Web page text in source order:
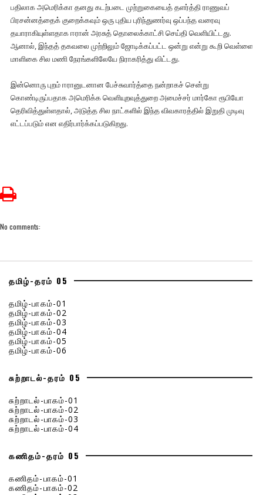
பதிலாக அமெரிக்கா தனது கடற்படை முற்றுகையைத் தளர்த்தி ராணுவப்
பிரசன்னத்தைக் குறைக்கவும் ஒரு புதிய புரிந்துணர்வு ஒப்பந்த வரைவு
தயாராகியுள்ளதாக ஈரான் அரசுத் தொலைக்காட்சி செய்தி வெளியிட்டது.
ஆனால், இந்தத் தகவலை முற்றிலும் ஜோடிக்கப்பட்ட ஒன்று என்று கூறி வெள்ளை
மாளிகை சில மணி நேரங்களிலேயே நிராகரித்து விட்டது.
இன்னொரு புறம் ஈரானுடனான பேச்சுவார்த்தை நன்றாகச் சென்று
கொண்டிருப்பதாக அமெரிக்க வெளியுறவுத்துறை அமைச்சர் மார்கோ ரூபியோ
தெரிவித்துள்ளதால், அடுத்த சில நாட்களில் இந்த விவகாரத்தில் இறுதி முடிவு
எட்டப்படும் என எதிர்பார்க்கப்படுகிறது.
No comments:
தமிழ்-தரம் 05
தமிழ்-பாகம்-01
தமிழ்-பாகம்-02
தமிழ்-பாகம்-03
தமிழ்-பாகம்-04
தமிழ்-பாகம்-05
தமிழ்-பாகம்-06
சுற்றாடல்-தரம் 05
சுற்றாடல்-பாகம்-01
சுற்றாடல்-பாகம்-02
சுற்றாடல்-பாகம்-03
சுற்றாடல்-பாகம்-04
கணிதம்-தரம் 05
கணிதம்-பாகம்-01
கணிதம்-பாகம்-02